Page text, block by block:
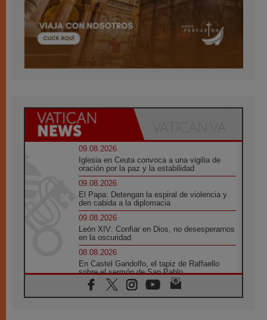
09.08.2026
Iglesia en Ceuta convoca a una vigilia de
oración por la paz y la estabilidad
09.08.2026
El Papa: Detengan la espiral de violencia y
den cabida a la diplomacia
09.08.2026
León XIV: Confiar en Dios, no desesperarnos
en la oscuridad
08.08.2026
En Castel Gandolfo, el tapiz de Raffaello
sobre el sermón de San Pablo
08.08.2026
En Colombia, «la paz no se compra con una